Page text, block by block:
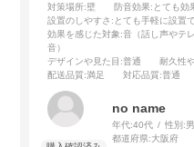
対策場所:壁 防音効果:とても効
設置のしやすさ :とても手軽に設置
効果を感じた対象:音（話し声やテ
音）
デザインや見た目 :普通 耐久性
配送品質:満足 対応品質:普通
no name
年代:40代 性別:
都道府県:大阪府